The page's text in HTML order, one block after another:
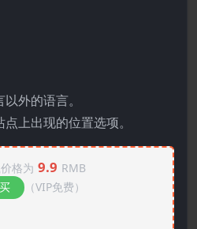
外的语言。
上出现的位置选项。
格为 9.9 RMB
（VIP免费）